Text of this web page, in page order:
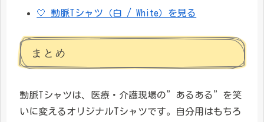
🤍 動脈Tシャツ（白 / White）を見る
まとめ
動脈Tシャツは、医療・介護現場の”あるある”を笑
いに変えるオリジナルTシャツです。自分用はもちろ